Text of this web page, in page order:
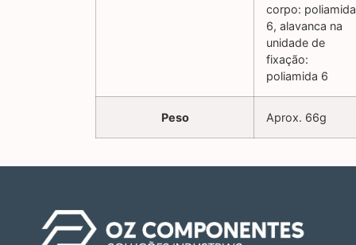
corpo: poliamida
6, alavanca na
unidade de
fixação:
poliamida 6
Peso Aprox. 66g